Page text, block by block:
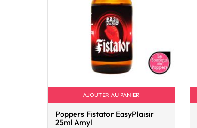
AJOUTER AU PANIER
Poppers Fistator EasyPlaisir
25ml Amyl